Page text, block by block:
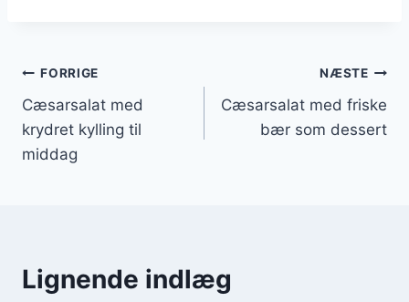
Indlægsnavigation
FORRIGE
Cæsarsalat med
krydret kylling til
middag
NÆSTE
Cæsarsalat med friske
bær som dessert
Lignende indlæg